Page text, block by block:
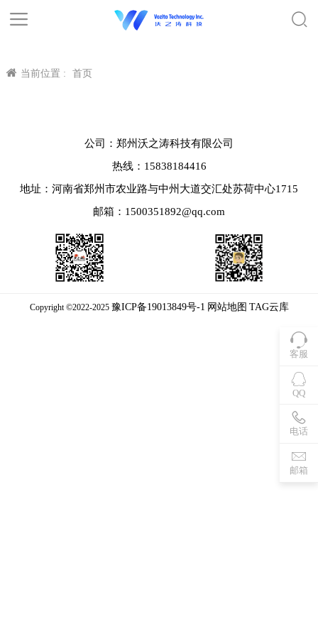
当前位置 : 首页
客服
QQ
电话
邮箱
公司：郑州沃之涛科技有限公司
热线：15838184416
地址：河南省郑州市农业路与中州大道交汇处苏荷中心1715
邮箱：1500351892@qq.com
Copyright ©2022-2025 豫ICP备19013849号-1 网站地图 TAG云库